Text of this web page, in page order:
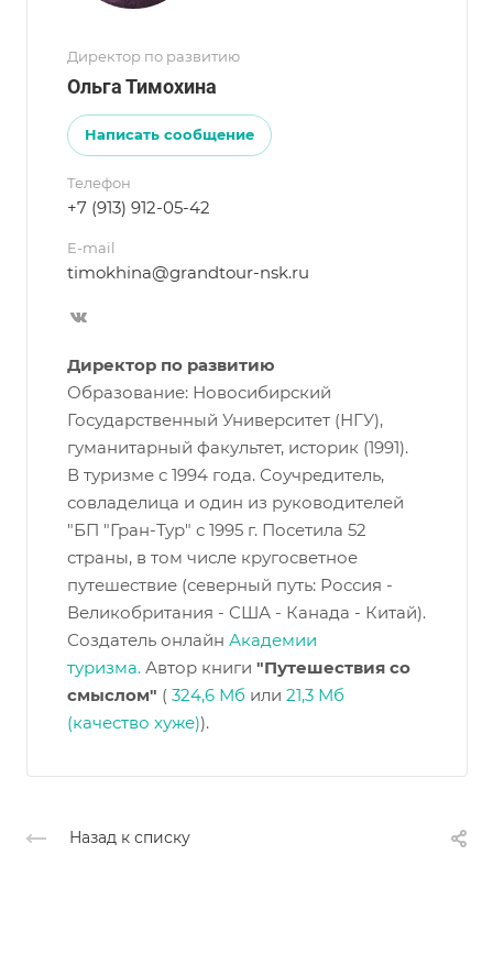
Директор по развитию
Ольга Тимохина
Написать сообщение
Телефон
+7 (913) 912-05-42
E-mail
timokhina@grandtour-nsk.ru
Директор по развитию
Образование: Новосибирский
Государственный Университет (НГУ),
гуманитарный факультет, историк (1991).
В туризме с 1994 года. Соучредитель,
совладелица и один из руководителей
"БП "Гран-Тур" с 1995 г. Посетила 52
страны, в том числе кругосветное
путешествие (северный путь: Россия -
Великобритания - США - Канада - Китай).
Создатель онлайн Академии
туризма. Автор книги "Путешествия со
смыслом" ( 324,6 Мб или 21,3 Мб
(качество хуже)).
Назад к списку